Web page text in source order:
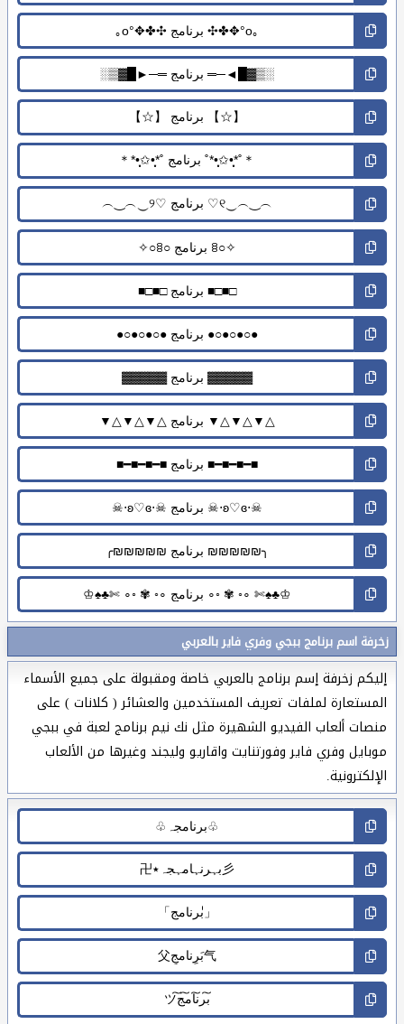
زخرفة اسم برنامج ببجي وفري فاير بالعربي
إليكم زخرفة إسم برنامج بالعربي خاصة ومقبولة على جميع الأسماء
المستعارة لملفات تعريف المستخدمين والعشائر ( كلانات ) على
منصات ألعاب الفيديو الشهيرة مثل نك نيم برنامج لعبة في ببجي
موبايل وفري فاير وفورتنايت واقاريو وليجند وغيرها من الألعاب
الإلكترونية.